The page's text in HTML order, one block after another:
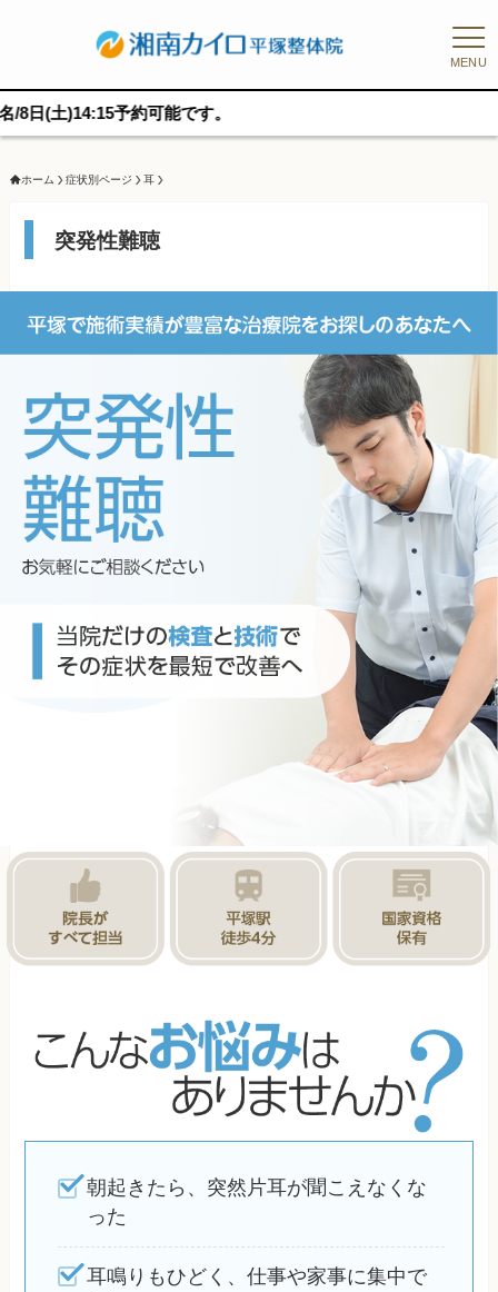
MENU
可能です。
ホーム 症状別ページ 耳
突発性難聴
朝起きたら、突然片耳が聞こえなくな
った
耳鳴りもひどく、仕事や家事に集中で